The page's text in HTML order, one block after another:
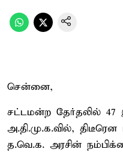
சென்னை,
சட்டமன்ற தேர்தலில்
அ.தி.மு.க.வில்,
த.வெ.க. அரசின்